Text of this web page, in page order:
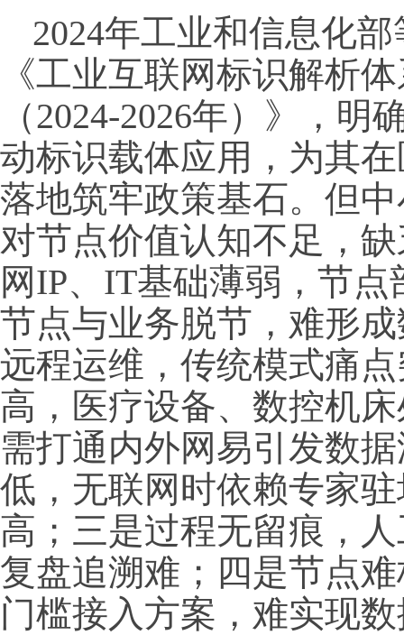
2024年工业和信息化
《工业互联网标识解析
（2024-2026年）》，
动标识载体应用，为其
落地筑牢政策基石。但
对节点价值认知不足，
网IP、IT基础薄弱，节
节点与业务脱节，难形
远程运维，传统模式痛
高，医疗设备、数控机
需打通内外网易引发数
低，无联网时依赖专家
高；三是过程无留痕，
复盘追溯难；四是节点
门槛接入方案，难实现